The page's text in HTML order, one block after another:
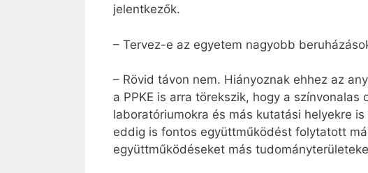
jelentkezők.
– Tervez-e az egyetem nagyobb
– Rövid távon nem. Hiányoznak ehhez az
a PPKE is arra törekszik, hogy a
laboratóriumokra és más kutatási helyekre
eddig is fontos együttműködést folytatott
együttműködéseket más